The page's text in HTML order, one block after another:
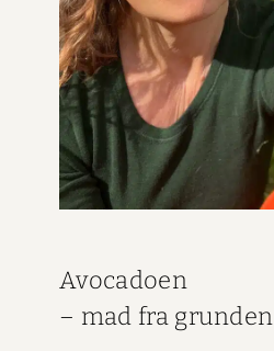
Avo­ca­doen
– mad fra grun­den